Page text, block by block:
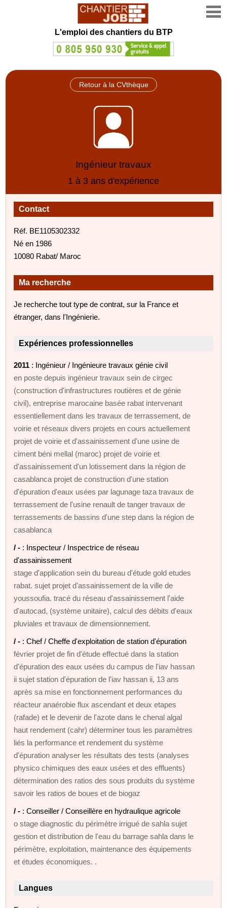
L'emploi des chantiers du BTP
Retour à la CVthèque
Ingénieur travaux
1 à 3 ans d'expérience
Contact
Réf. BE1105302332
Né en 1986
10080 Rabat/ Maroc
Ma recherche
Je recherche tout type de contrat, sur la France et
étranger, dans l'Ingénierie.
Expériences professionnelles
2011 : Ingénieur / Ingénieure travaux génie civil
en poste depuis ingénieur travaux sein de cirgec
(construction d'infrastructures routières et de génie
civil), entreprise marocaine basée rabat intervenant
essentiellement dans les travaux de terrassement, de
voirie et réseaux divers projets en cours actuellement
projet de voirie et d'assainissement d'une usine de
ciment béni mellal (maroc) projet de voirie et
d'assainissement d'un lotissement dans la région de
casablanca projet de construction d'une station
d'épuration d'eaux usées par lagunage taza travaux de
terrassement de l'usine renault de tanger travaux de
terrassements de bassins d'une step dans la région de
casablanca
/ - : Inspecteur / Inspectrice de réseau
d'assainissement
stage d'application sein du bureau d'étude gold etudes
rabat. sujet projet d'assainissement de la ville de
youssoufia. tracé du réseau d'assainissement l'aide
d'autocad, (système unitaire), calcul des débits d'eaux
pluviales et travaux de dimensionnement.
/ - : Chef / Cheffe d'exploitation de station d'épuration
février projet de fin d'étude effectué dans la station
d'épuration des eaux usées du campus de l'iav hassan
ii sujet station d'épuration de l'iav hassan ii, 13 ans
après sa mise en fonctionnement performances du
réacteur anaérobie flux ascendant et deux etapes
(rafade) et le devenir de l'azote dans le chenal algal
haut rendement (cahr) déterminer tous les paramètres
liés la performance et rendement du système
d'épuration analyser les résultats des tests (analyses
physico chimiques des eaux usées et des effluents)
détermination des ratios des sous produits du système
savoir les ratios de boues et de biogaz
/ - : Conseiller / Conseillère en hydraulique agricole
o stage diagnostic du périmètre irrigué de sahla sujet
gestion et distribution de l'eau du barrage sahla dans le
périmètre, exploitation, maintenance des équipements
et études économiques. .
Langues